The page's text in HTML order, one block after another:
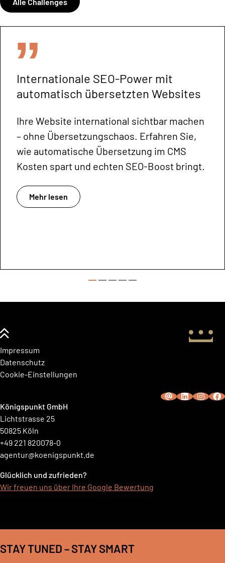
Internationale SEO-Power mit
automatisch übersetzten Websites
Ihre Website international sichtbar machen
– ohne Übersetzungschaos. Erfahren Sie,
wie automatische Übersetzung im CMS
Kosten spart und echten SEO-Boost bringt.
Mehr lesen
Impressum
Datenschutz
Cookie-Einstellungen
Königspunkt GmbH
Lichtstrasse 25
50825 Köln
+49 221 820078-0
agentur@koenigspunkt.de
Glücklich und zufrieden?
Wir freuen uns über Ihre Google Bewertung
STAY TUNED – STAY SMART